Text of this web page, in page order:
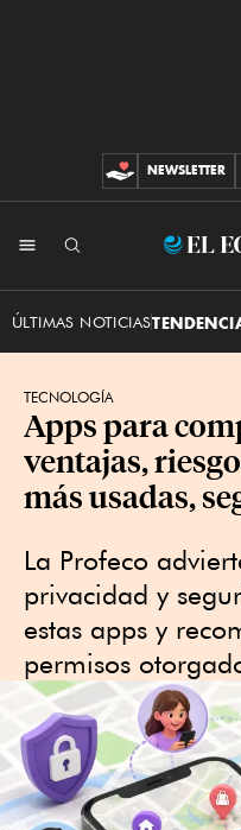
CONTRIBUCIONES
NEWSLETTER
ÚLTIMAS NOTICIAS
TECNOLOGÍA
Apps para
ventajas,
más usadas,
La Profeco
privacidad y
estas apps y
permisos